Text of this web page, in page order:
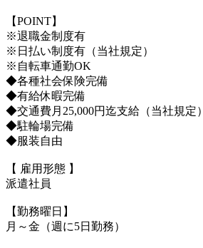
【POINT】
※退職金制度有
※日払い制度有（当社規定）
※自転車通勤OK
◆各種社会保険完備
◆有給休暇完備
◆交通費月25,000円迄支給（当社規定）
◆駐輪場完備
◆服装自由
【 雇用形態 】
派遣社員
【勤務曜日】
月～金（週に5日勤務）